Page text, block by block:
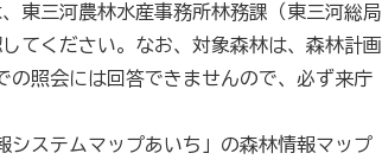
、東三河農林水産事務所林務課（東三河総局
てください。なお、対象森林は、森林計画
の照会には回答できませんので、必ず来庁
システムマップあいち」の森林情報マップ